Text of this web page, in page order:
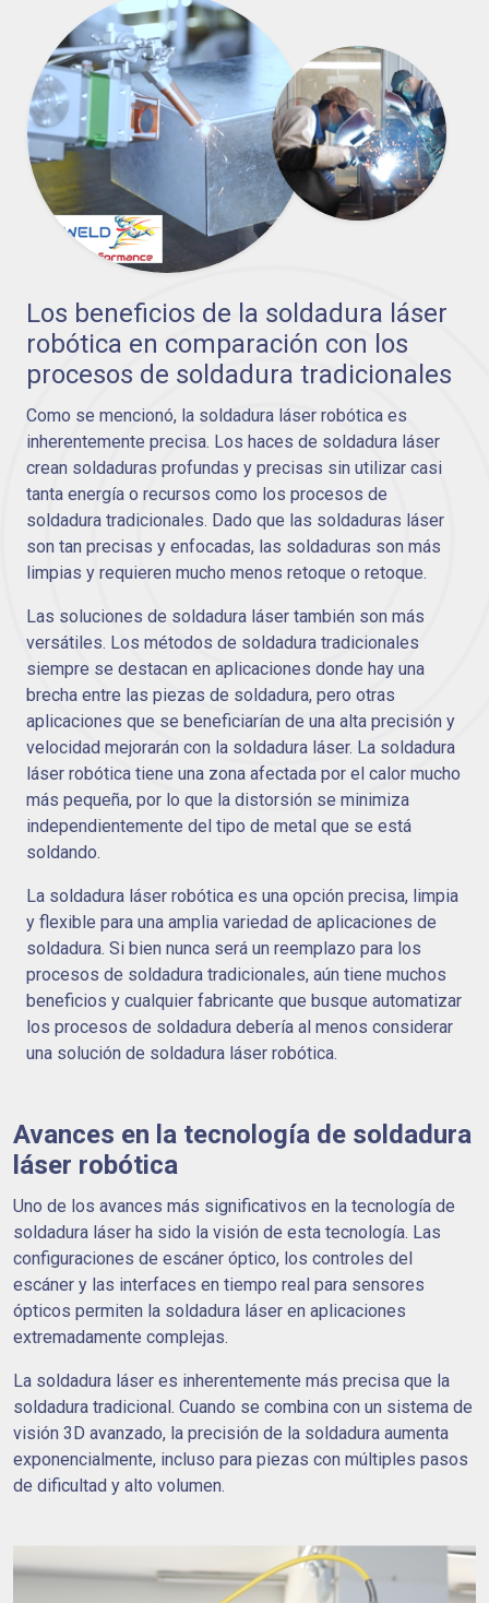
Los beneficios de la soldadura láser
robótica en comparación con los
procesos de soldadura tradicionales
Como se mencionó, la soldadura láser robótica es
inherentemente precisa. Los haces de soldadura láser
crean soldaduras profundas y precisas sin utilizar casi
tanta energía o recursos como los procesos de
soldadura tradicionales. Dado que las soldaduras láser
son tan precisas y enfocadas, las soldaduras son más
limpias y requieren mucho menos retoque o retoque.
Las soluciones de soldadura láser también son más
versátiles. Los métodos de soldadura tradicionales
siempre se destacan en aplicaciones donde hay una
brecha entre las piezas de soldadura, pero otras
aplicaciones que se beneficiarían de una alta precisión y
velocidad mejorarán con la soldadura láser. La soldadura
láser robótica tiene una zona afectada por el calor mucho
más pequeña, por lo que la distorsión se minimiza
independientemente del tipo de metal que se está
soldando.
La soldadura láser robótica es una opción precisa, limpia
y flexible para una amplia variedad de aplicaciones de
soldadura. Si bien nunca será un reemplazo para los
procesos de soldadura tradicionales, aún tiene muchos
beneficios y cualquier fabricante que busque automatizar
los procesos de soldadura debería al menos considerar
una solución de soldadura láser robótica.
Avances en la tecnología de soldadura
láser robótica
Uno de los avances más significativos en la tecnología de
soldadura láser ha sido la visión de esta tecnología. Las
configuraciones de escáner óptico, los controles del
escáner y las interfaces en tiempo real para sensores
ópticos permiten la soldadura láser en aplicaciones
extremadamente complejas.
La soldadura láser es inherentemente más precisa que la
soldadura tradicional. Cuando se combina con un sistema de
visión 3D avanzado, la precisión de la soldadura aumenta
exponencialmente, incluso para piezas con múltiples pasos
de dificultad y alto volumen.